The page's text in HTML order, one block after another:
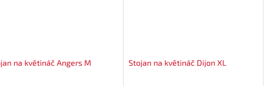
na květináč Angers M Stojan na květináč Dijon XL